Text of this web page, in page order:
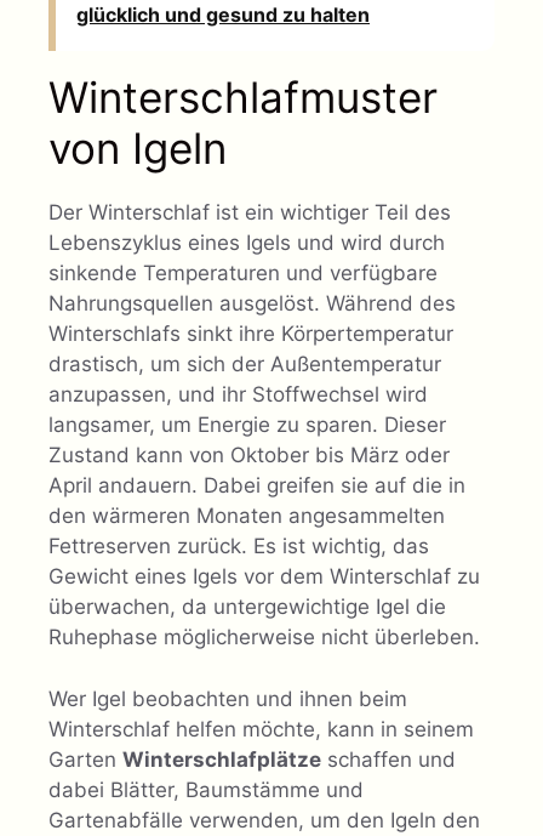
glücklich und gesund zu halten
Winterschlafmuster
von Igeln
Der Winterschlaf ist ein wichtiger Teil des
Lebenszyklus eines Igels und wird durch
sinkende Temperaturen und verfügbare
Nahrungsquellen ausgelöst. Während des
Winterschlafs sinkt ihre Körpertemperatur
drastisch, um sich der Außentemperatur
anzupassen, und ihr Stoffwechsel wird
langsamer, um Energie zu sparen. Dieser
Zustand kann von Oktober bis März oder
April andauern. Dabei greifen sie auf die in
den wärmeren Monaten angesammelten
Fettreserven zurück. Es ist wichtig, das
Gewicht eines Igels vor dem Winterschlaf zu
überwachen, da untergewichtige Igel die
Ruhephase möglicherweise nicht überleben.
Wer Igel beobachten und ihnen beim
Winterschlaf helfen möchte, kann in seinem
Garten Winterschlafplätze schaffen und
dabei Blätter, Baumstämme und
Gartenabfälle verwenden, um den Igeln den